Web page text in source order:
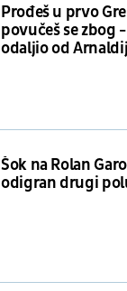
Prođeš u prvo
povučeš se zbog
odaljio od
Šok na Rolan
odigran drugi